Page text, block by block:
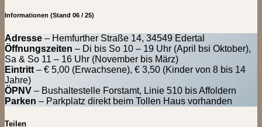
Informationen (Stand 06 / 25)
Adresse – Hemfurther Straße 14, 34549 Edertal
Öffnungszeiten – Di bis So 10 – 19 Uhr (April bsi Oktober),
Sa & So 11 – 16 Uhr (November bis März)
Eintritt – € 5,00 (Erwachsene), € 3,50 (Kinder von 8 bis 14
Jahre)
ÖPNV – Bushaltestelle Forstamt, Linie 510 bis Affoldern
Parken – Parkplatz direkt beim Tollen Haus vorhanden
Teilen